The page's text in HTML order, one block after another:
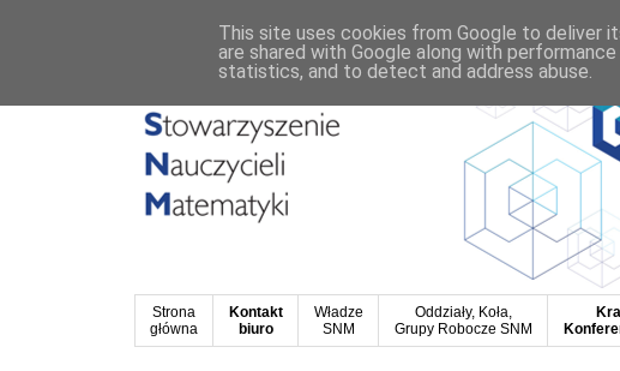
Strona
główna
Kontakt
biuro
Władze
SNM
Oddziały, Koła,
Grupy Robocze SNM
This site uses cookies from Google to deliver
are shared with Google along with
statistics, and to detect and address abuse.